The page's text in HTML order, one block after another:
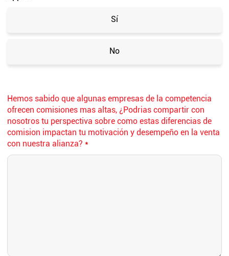
Sí
No
Hemos sabido que algunas empresas de la competencia
ofrecen comisiones mas altas, ¿Podrias compartir con
nosotros tu perspectiva sobre como estas diferencias de
comision impactan tu motivación y desempeño en la venta
con nuestra alianza? *